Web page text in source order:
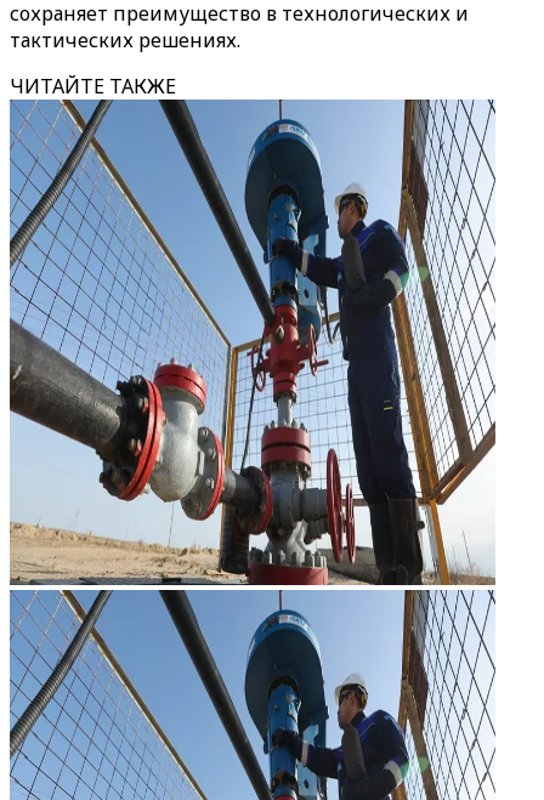
сохраняет преимущество в технологических и
тактических решениях.
ЧИТАЙТЕ ТАКЖЕ